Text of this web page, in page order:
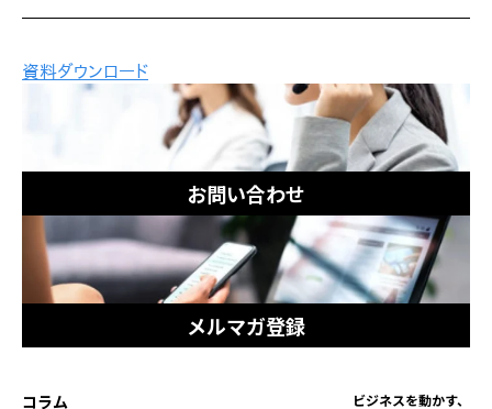
お問い合わせ
メルマガ登録
ビジネスを動かす、
コラム